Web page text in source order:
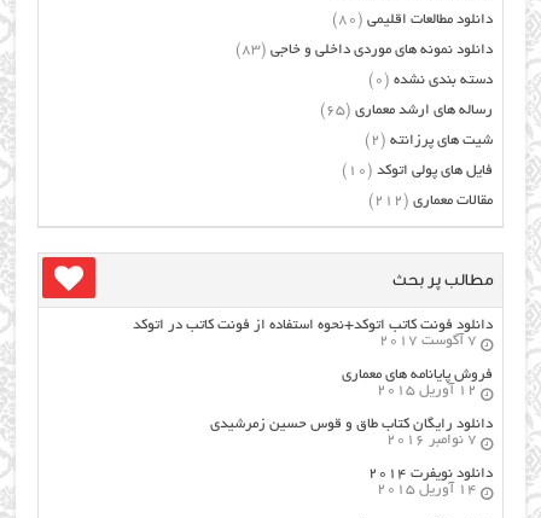
دانلود مطالعات اقلیمی (80)
دانلود نمونه های موردی داخلی و خاجی (83)
دسته بندی نشده (0)
رساله های ارشد معماری (65)
شیت های پرزانته (2)
فایل های پولی اتوکد (10)
مقالات معماری (212)
مطالب پر بحث
دانلود فونت کاتب اتوکد+نحوه استفاده از فونت کاتب در اتوکد
7 آگوست 2017
فروش پایانامه های معماری
12 آوریل 2015
دانلود رایگان کتاب طاق و قوس حسین زمرشیدی
7 نوامبر 2016
دانلود نویفرت ۲۰۱۴
14 آوریل 2015